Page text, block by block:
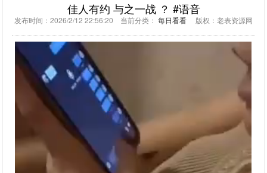
佳人有约 与之一战 ？ #语音
发布时间：2026/2/12 22:56:20 当前分类： 每日看看 版权：老表资源网